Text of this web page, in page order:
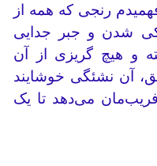
رنجی که همه از
شدن و جبر جدایی
و هیچ گریزی از آن
آن نشئگی خوشایند
می‌دهد تا یک